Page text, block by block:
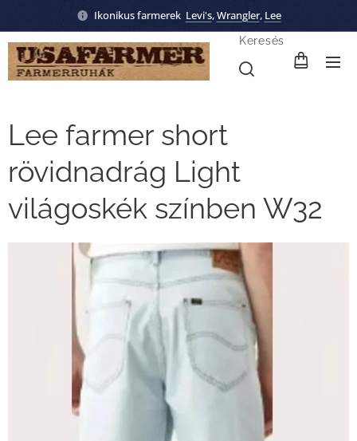
Ikonikus farmerek Levi's,Wrangler, Lee
Keresés
Lee farmer short
rövidnadrág Light
világoskék színben W32